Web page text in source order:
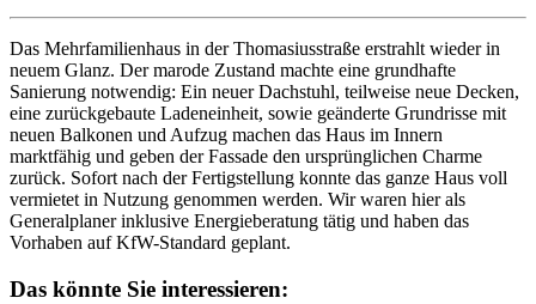
Das Mehrfamilienhaus in der Thomasiusstraße erstrahlt wieder in
neuem Glanz. Der marode Zustand machte eine grundhafte
Sanierung notwendig: Ein neuer Dachstuhl, teilweise neue Decken,
eine zurückgebaute Ladeneinheit, sowie geänderte Grundrisse mit
neuen Balkonen und Aufzug machen das Haus im Innern
marktfähig und geben der Fassade den ursprünglichen Charme
zurück. Sofort nach der Fertigstellung konnte das ganze Haus voll
vermietet in Nutzung genommen werden. Wir waren hier als
Generalplaner inklusive Energieberatung tätig und haben das
Vorhaben auf KfW-Standard geplant.
Das könnte Sie interessieren: